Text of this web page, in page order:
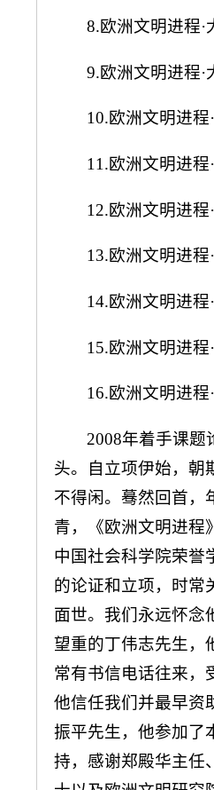
8.欧洲文明进程·
9.欧洲文明进程·
10.欧洲文明进程
11.欧洲文明进程
12.欧洲文明进
13.欧洲文明进程
14.欧洲文明进
15.欧洲文明进程
16.欧洲文明进程
2008年着手课
头。自立项伊始，朝
不得闲。蓦然回首，
青，《欧洲文明进程
中国社会科学院荣誉
的论证和立项，时常
面世。我们永远怀念
望重的丁伟志先生，
常有书信电话往来，
他信任我们并最早资
振平先生，他参加了
持，感谢郑殿华主任